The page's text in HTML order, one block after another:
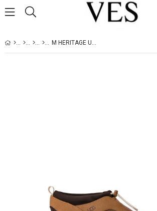
M HERITAGE UTILITY AXOID CHESTNUT / JASMINE 1174995